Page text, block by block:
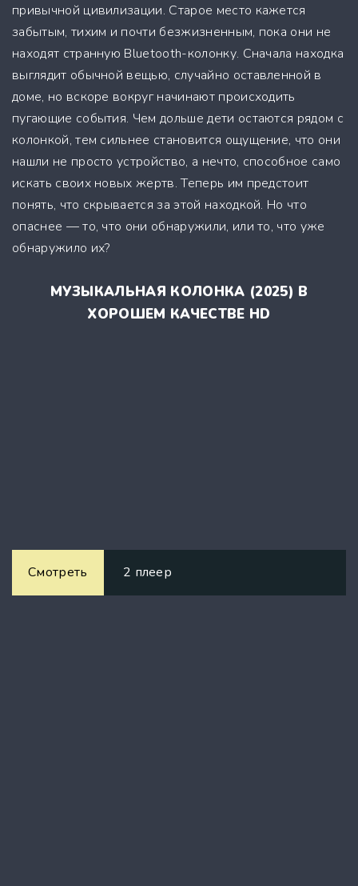
привычной цивилизации. Старое место кажется
забытым, тихим и почти безжизненным, пока они не
находят странную Bluetooth-колонку. Сначала находка
выглядит обычной вещью, случайно оставленной в
доме, но вскоре вокруг начинают происходить
пугающие события. Чем дольше дети остаются рядом с
колонкой, тем сильнее становится ощущение, что они
нашли не просто устройство, а нечто, способное само
искать своих новых жертв. Теперь им предстоит
понять, что скрывается за этой находкой. Но что
опаснее — то, что они обнаружили, или то, что уже
обнаружило их?
МУЗЫКАЛЬНАЯ КОЛОНКА (2025) В
ХОРОШЕМ КАЧЕСТВЕ HD
Смотреть 2 плеер